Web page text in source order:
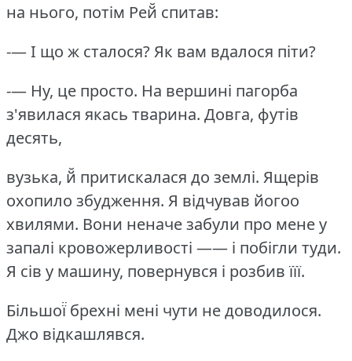
на нього, потім Рей̆ спитав:
-— І що ж сталося?Як вам вдалося піти?
-— Ну, це просто. На вершині пагорба
з'явилася якась тварина. Довга, футів
десять,
вузька, й̆ притискалася до землі. Ящерів
охопило збудження. Я відчував йогоо
хвилями. Вони неначе забули про мене у
запалі кровожерливості —— і побігли туди.
Я сів у машину, повернувся і розбив їїї.
Більшої̈ брехні мені чути не доводилося.
Джо відкашлявся.